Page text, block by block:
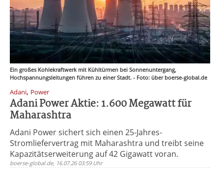
Ein großes Kohlekraftwerk mit Kühltürmen bei Sonnenuntergang,
Hochspannungsleitungen führen zu einer Stadt. - Foto: über boerse-global.de
Adani, Power
Adani Power Aktie: 1.600 Megawatt für
Maharashtra
Adani Power sichert sich einen 25-Jahres-
Stromliefervertrag mit Maharashtra und treibt seine
Kapazitätserweiterung auf 42 Gigawatt voran.
boerse-global.de, 16.07.26 03:59 Uhr